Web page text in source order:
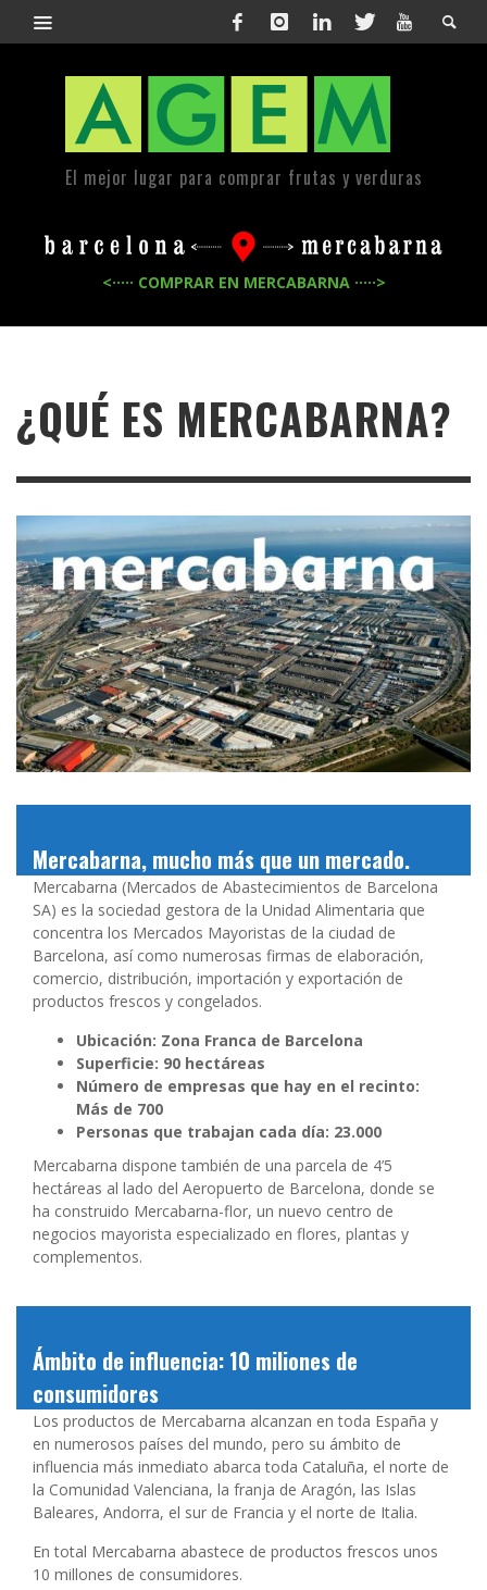
El mejor lugar para comprar frutas y verduras
<····· COMPRAR EN MERCABARNA ·····>
¿QUÉ ES MERCABARNA?
Mercabarna, mucho más que un mercado.
Mercabarna (Mercados de Abastecimientos de Barcelona
SA) es la sociedad gestora de la Unidad Alimentaria que
concentra los Mercados Mayoristas de la ciudad de
Barcelona, así como numerosas firmas de elaboración,
comercio, distribución, importación y exportación de
productos frescos y congelados.
Ubicación: Zona Franca de Barcelona
Superficie: 90 hectáreas
Número de empresas que hay en el recinto:
Más de 700
Personas que trabajan cada día: 23.000
Mercabarna dispone también de una parcela de 4’5
hectáreas al lado del Aeropuerto de Barcelona, donde se
ha construido Mercabarna-flor, un nuevo centro de
negocios mayorista especializado en flores, plantas y
complementos.
Ámbito de influencia: 10 miliones de
consumidores
Los productos de Mercabarna alcanzan en toda España y
en numerosos países del mundo, pero su ámbito de
influencia más inmediato abarca toda Cataluña, el norte de
la Comunidad Valenciana, la franja de Aragón, las Islas
Baleares, Andorra, el sur de Francia y el norte de Italia.
En total Mercabarna abastece de productos frescos unos
10 millones de consumidores.